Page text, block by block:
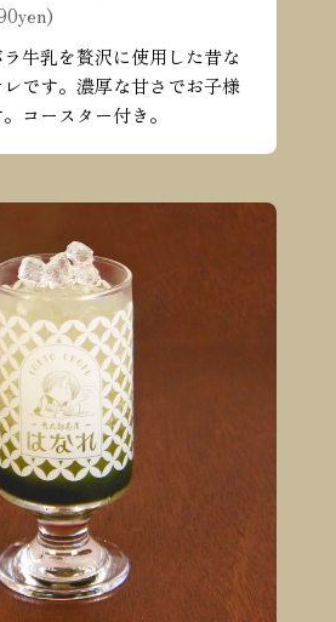
牛乳を贅沢に使用した昔な
です。濃厚な甘さでお子様
コースター付き。